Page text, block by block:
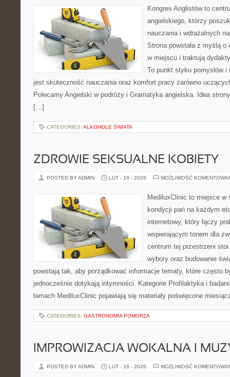
Kongres Anglistów to
angielskiego, którzy
nauczania i wdrażalnych
Strona powstała z myślą
w miejscu i traktują
To punkt styku pomysłów
jest skuteczność nauczania oraz komfort pracy zarówno
Polecamy Angielski w podróży i Gramatyka angielska. Idea
[…]
CATEGORIES: ALKOHOLE ŚWIATA
ZDROWIE SEKSUALNE KOBIETY
POSTED BY ADMIN LUT - 18 - 2026 MOŻLIWOŚĆ
MediluxClinic to miejsce
kondycji pań na każdym
internetowy, który łączy
wspierającym tonem dla
centrum tej przestrzeni
wybory oraz budowanie
powstają tak, aby porządkować informacje tematy, które często
jednocześnie dotykają intymności. Kategorie Profilaktyka i
łamach MediluxClinic pojawiają się materiały poświęcone
CATEGORIES: GASTRONOMIA POMORZA
IMPROWIZACJA WOKALNA I
POSTED BY ADMIN LUT - 16 - 2026 MOŻLIWOŚĆ